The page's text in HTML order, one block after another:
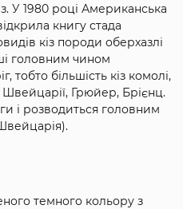
У 1980 році Американська
книгу стада
кіз породи оберхазлі
головним чином
тобто більшість кіз комолі,
Швейцарії, Грюйер, Брієнц.
і розводиться головним
темного кольору з